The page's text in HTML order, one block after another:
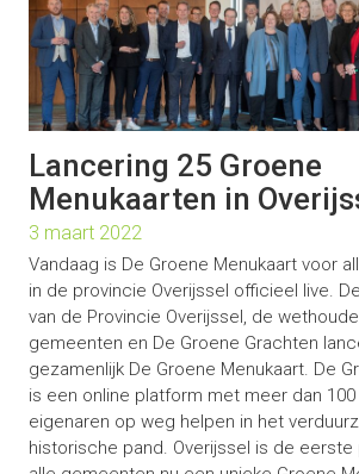
Lancering 25 Groene
Menukaarten in
3 maart 2022
Vandaag is De Groene Menukaart voor
in de provincie Overijssel officieel live.
van de Provincie Overijssel, de
gemeenten en De Groene Grachten
gezamenlijk De Groene Menukaart. De
is een online platform met meer dan
eigenaren op weg helpen in het
historische pand. Overijssel is de eerste